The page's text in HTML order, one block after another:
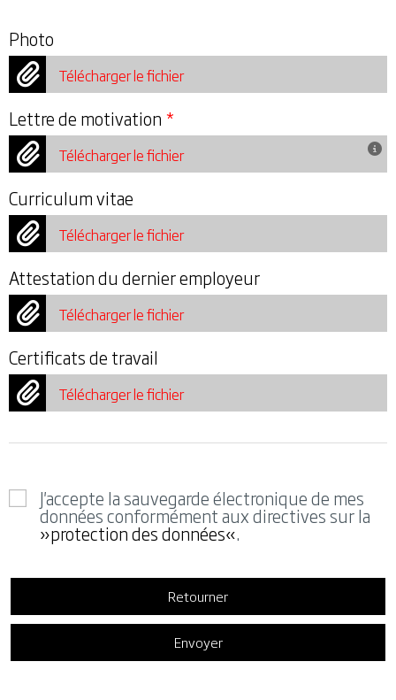
Photo
Télécharger le fichier
Lettre de motivation *
Télécharger le fichier
Curriculum vitae
Télécharger le fichier
Attestation du dernier employeur
Télécharger le fichier
Certificats de travail
Télécharger le fichier
J'accepte la sauvegarde électronique de mes
données conformément aux directives sur la
protection des données .
Retourner
Envoyer